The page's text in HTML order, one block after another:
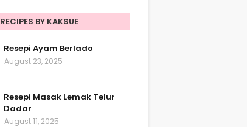
RECIPES BY KAKSUE
Resepi Ayam Berlado
August 23, 2025
Resepi Masak Lemak Telur
Dadar
August 11, 2025